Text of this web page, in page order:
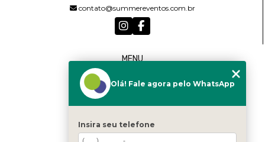
contato@summereventos.com.br
MENU
QUEM SOMOS
CONTATO
CATEGORIAS
Olá! Fale agora pelo WhatsApp
Insira seu telefone